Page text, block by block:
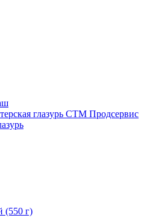
глазурь СТМ Продсервис
(550 г)